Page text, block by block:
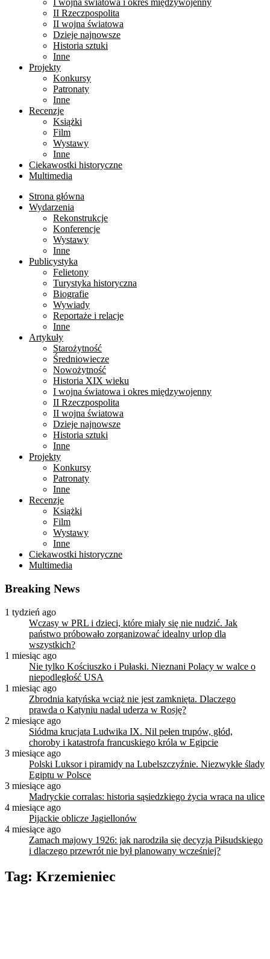
I wojna światowa i okres międzywojenny
II Rzeczpospolita
II wojna światowa
Dzieje najnowsze
Historia sztuki
Inne
Projekty
Konkursy
Patronaty
Inne
Recenzje
Książki
Film
Wystawy
Inne
Ciekawostki historyczne
Multimedia
Strona główna
Wydarzenia
Rekonstrukcje
Konferencje
Wystawy
Inne
Publicystyka
Felietony
Turystyka historyczna
Biografie
Wywiady
Reportaże i relacje
Inne
Artykuły
Starożytność
Średniowiecze
Nowożytność
Historia XIX wieku
I wojna światowa i okres międzywojenny
II Rzeczpospolita
II wojna światowa
Dzieje najnowsze
Historia sztuki
Inne
Projekty
Konkursy
Patronaty
Inne
Recenzje
Książki
Film
Wystawy
Inne
Ciekawostki historyczne
Multimedia
Breaking News
1 tydzień ago
Wczasy w PRL i dzieci, które miały się nie nudzić. Jak
państwo próbowało zorganizować idealny urlop dla
wszystkich?
1 miesiąc ago
Nie tylko Kościuszko i Pułaski. Nieznani Polacy w walce o
niepodległość USA
1 miesiąc ago
Zbrodnia katyńska wciąż nie jest zamknięta. Dlaczego
prawda o Katyniu nadal uderza w Rosję?
2 miesiące ago
Siódma krucjata Ludwika IX. Nil pełen trupów, głód,
choroby i katastrofa francuskiego króla w Egipcie
3 miesiące ago
Polski Luksor i piramidy na Lubelszczyźnie. Niezwykłe ślady
Egiptu w Polsce
3 miesiące ago
Madryckie corralas: historia sąsiedzkiego życia wraca na ulice
4 miesiące ago
Pijackie oblicze Jagiellonów
4 miesiące ago
Zamach majowy 1926: jak narodziła się decyzja Piłsudskiego
i dlaczego przewrót nie był planowany wcześniej?
Tag: Krzemieniec